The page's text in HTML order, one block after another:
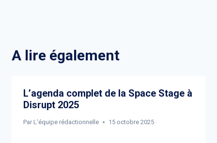
A lire également
L’agenda complet de la Space Stage à
Disrupt 2025
Par L'équipe rédactionnelle 15 octobre 2025